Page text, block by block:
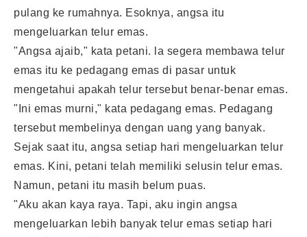
pulang ke rumahnya. Esoknya, angsa itu
mengeluarkan telur emas.
"Angsa ajaib," kata petani. la segera membawa telur
emas itu ke pedagang emas di pasar untuk
mengetahui apakah telur tersebut benar-benar emas.
"Ini emas murni," kata pedagang emas. Pedagang
tersebut membelinya dengan uang yang banyak.
Sejak saat itu, angsa setiap hari mengeluarkan telur
emas. Kini, petani telah memiliki selusin telur emas.
Namun, petani itu masih belum puas.
"Aku akan kaya raya. Tapi, aku ingin angsa
mengeluarkan lebih banyak telur emas setiap hari